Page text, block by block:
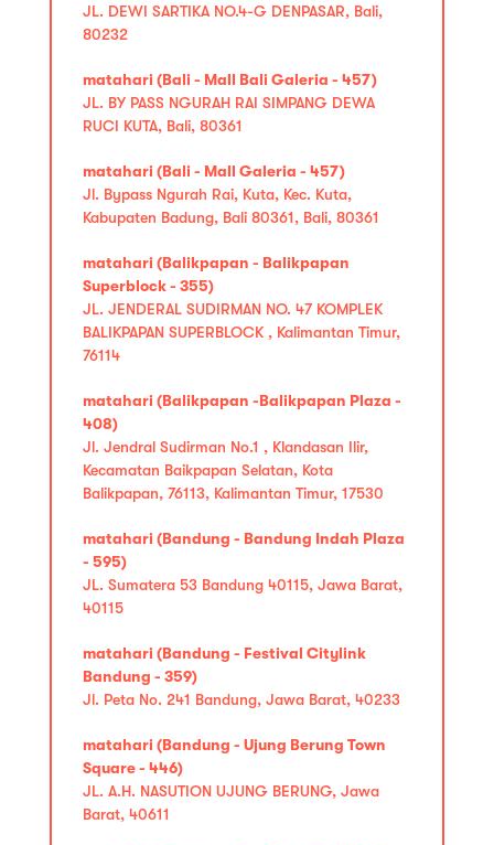
JL. DEWI SARTIKA NO.4-G DENPASAR, Bali,
80232
matahari (Bali - Mall Bali Galeria - 457)
JL. BY PASS NGURAH RAI SIMPANG DEWA
RUCI KUTA, Bali, 80361
matahari (Bali - Mall Galeria - 457)
Jl. Bypass Ngurah Rai, Kuta, Kec. Kuta,
Kabupaten Badung, Bali 80361, Bali, 80361
matahari (Balikpapan - Balikpapan
Superblock - 355)
JL. JENDERAL SUDIRMAN NO. 47 KOMPLEK
BALIKPAPAN SUPERBLOCK , Kalimantan Timur,
76114
matahari (Balikpapan -Balikpapan Plaza -
408)
Jl. Jendral Sudirman No.1 , Klandasan Ilir,
Kecamatan Baikpapan Selatan, Kota
Balikpapan, 76113, Kalimantan Timur, 17530
matahari (Bandung - Bandung Indah Plaza
- 595)
JL. Sumatera 53 Bandung 40115, Jawa Barat,
40115
matahari (Bandung - Festival Citylink
Bandung - 359)
Jl. Peta No. 241 Bandung, Jawa Barat, 40233
matahari (Bandung - Ujung Berung Town
Square - 446)
JL. A.H. NASUTION UJUNG BERUNG, Jawa
Barat, 40611